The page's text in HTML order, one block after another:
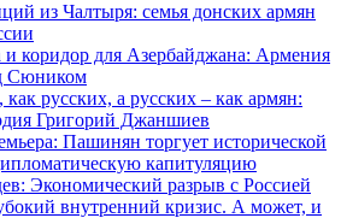
из Чалтыря: семья донских армян
и коридор для Азербайджана: Армения
Сюником
русских, а русских – как армян:
Григорий Джаншиев
Пашинян торгует исторической
капитуляцию
Экономический разрыв с Россией
внутренний кризис. А может, и